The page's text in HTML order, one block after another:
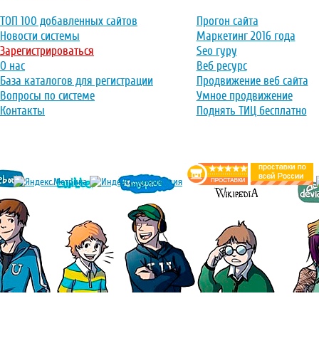
ТОП 100 добавленных сайтов
Новости системы
Зарегистрироваться
О нас
База каталогов для регистрации
Вопросы по системе
Контакты
Прогон сайта
Маркетинг 2016 года
Seo гуру
Веб ресурс
Продвижение веб сайта
Умное продвижение
Поднять ТИЦ бесплатно